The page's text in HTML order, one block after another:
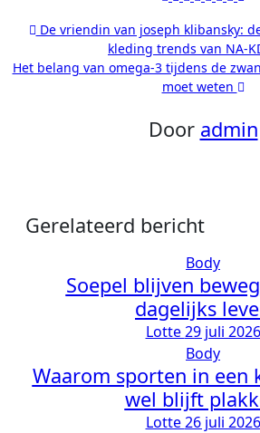
Bericht
navigatie
De vriendin van joseph klibansky:
kleding trends van NA-
Het belang van omega-3 tijdens de
moet weten
Door admin
Gerelateerd bericht
Body
Soepel blijven
dagelijks
Lotte29 juli 2026
Body
Waarom sporten in een
wel blijft
Lotte26 juli 2026